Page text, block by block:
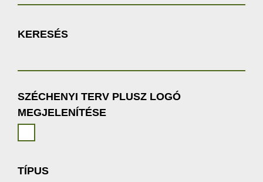
KAPCSOLAT
KERESÉS
SZÉCHENYI TERV PLUSZ LOGÓ
MEGJELENÍTÉSE
TÍPUS